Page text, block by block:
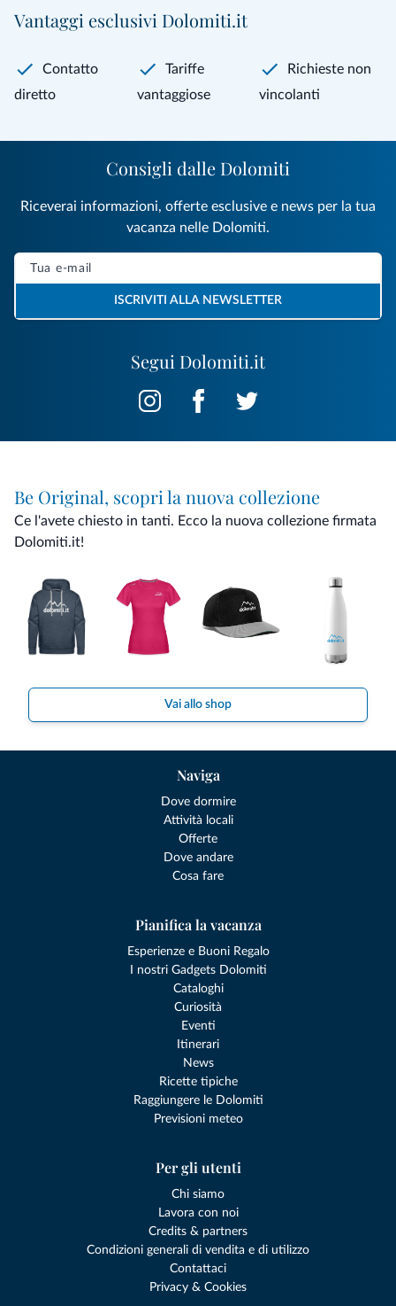
Vantaggi esclusivi Dolomiti.it
Contatto
diretto
Tariffe
vantaggiose
Richieste non
vincolanti
Segui Dolomiti.it
Consigli dalle Dolomiti
Riceverai informazioni, offerte esclusive e news per la tua
vacanza nelle Dolomiti.
ISCRIVITI ALLA NEWSLETTER
Be Original, scopri la nuova collezione
Ce l'avete chiesto in tanti. Ecco la nuova collezione firmata
Dolomiti.it!
Vai allo shop
Naviga
Dove dormire
Attività locali
Offerte
Dove andare
Cosa fare
Pianifica la vacanza
Esperienze e Buoni Regalo
I nostri Gadgets Dolomiti
Cataloghi
Curiosità
Eventi
Itinerari
News
Ricette tipiche
Raggiungere le Dolomiti
Previsioni meteo
Per gli utenti
Chi siamo
Lavora con noi
Credits & partners
Condizioni generali di vendita e di utilizzo
Contattaci
Privacy & Cookies